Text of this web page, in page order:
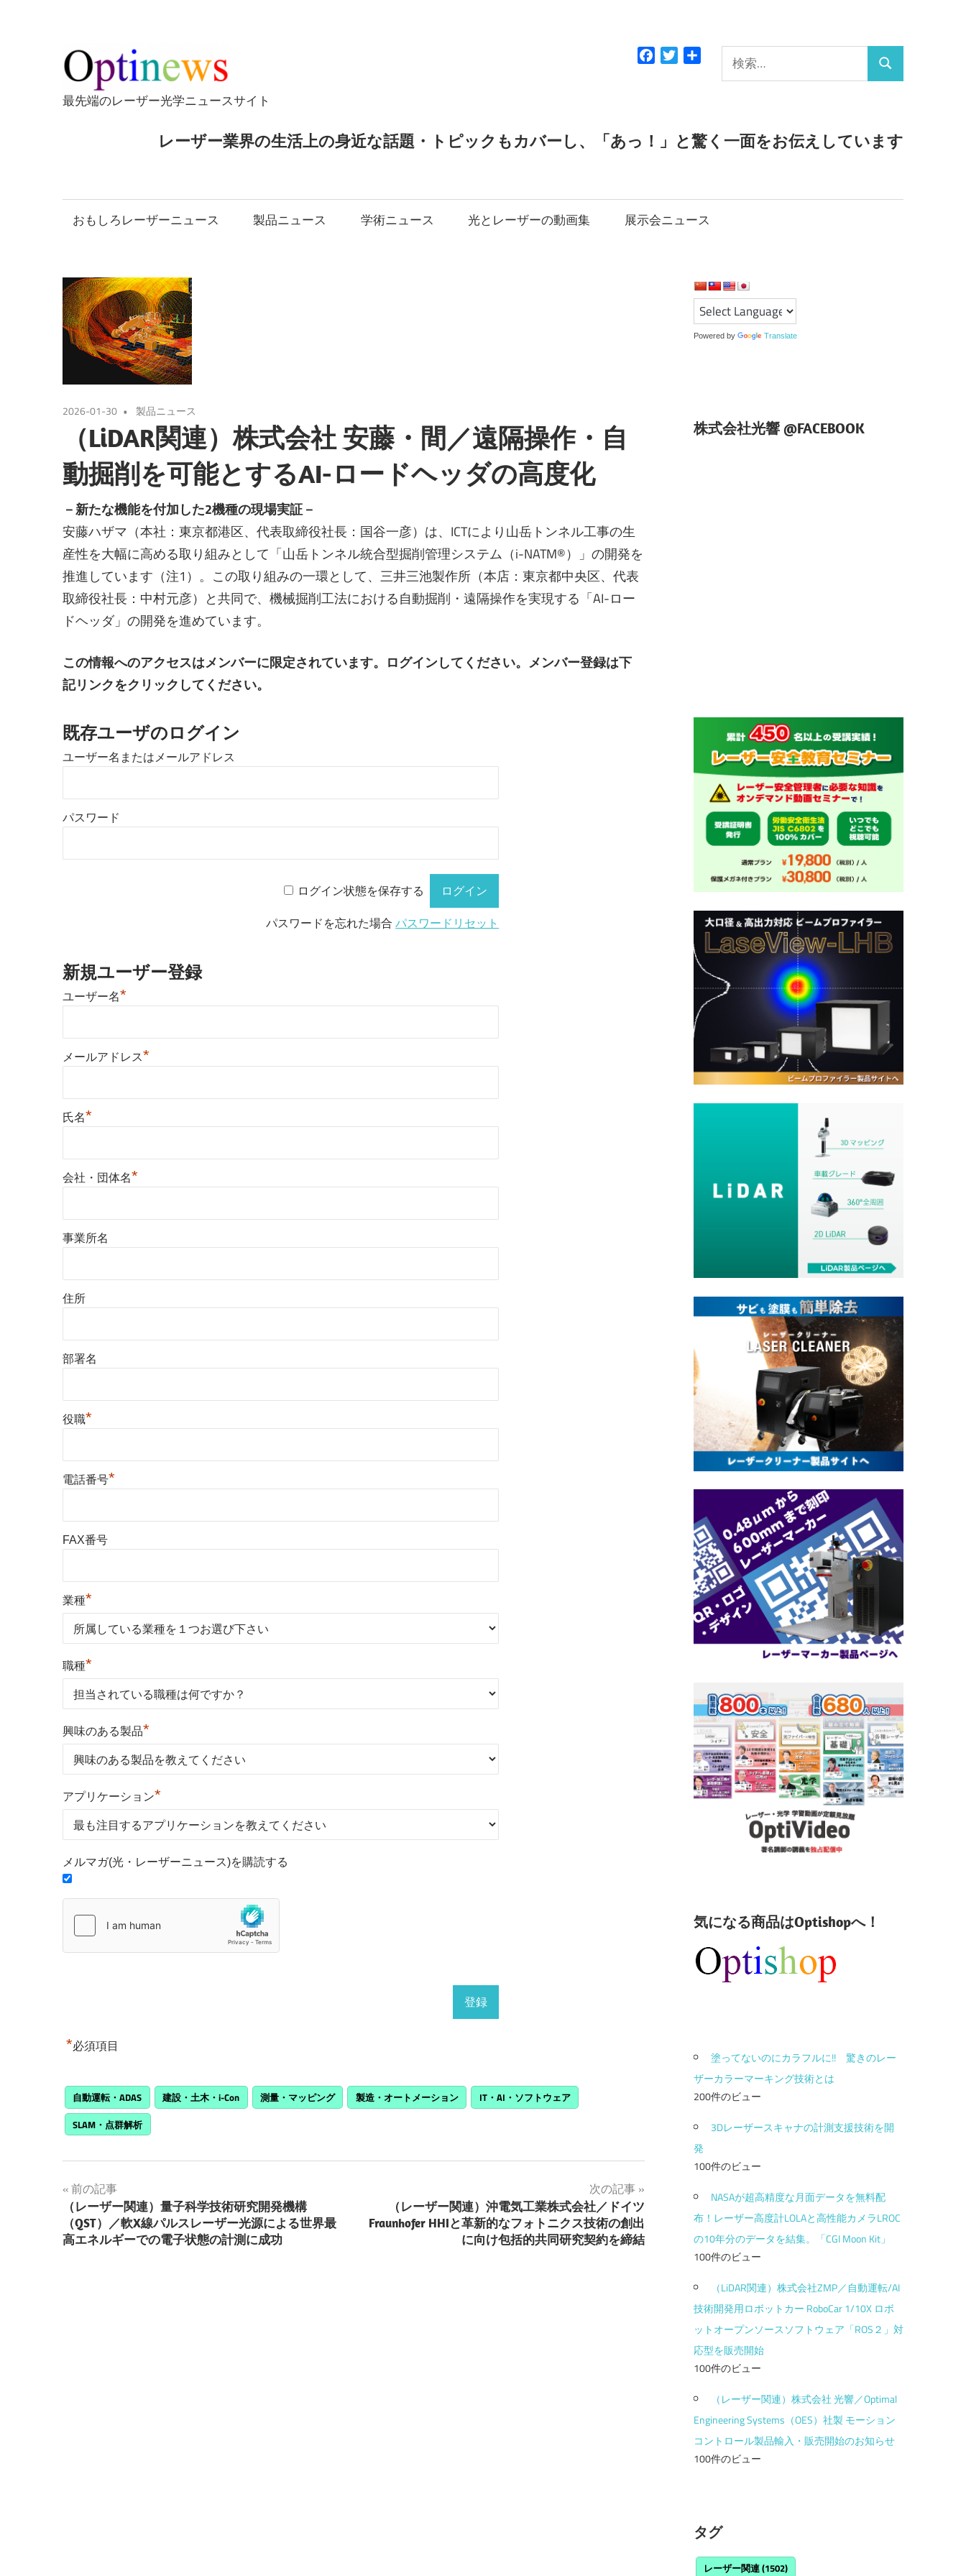
テ
ン
ツ
プ
最先端のレーザー光学ニュースサイト
索:
検
Facebook
Twitter
レーザー業界の生活上の身近な話題・トピックもカバーし、「あっ！」と驚く一面をお伝えしています
おもしろレーザーニュース 製品ニュース 学術ニュース 光とレーザーの動画集 展示会ニュース
2026-01-30 製品ニュース
（LiDAR関連）株式会社 安藤・間／遠隔操作・自
動掘削を可能とするAI-ロードヘッダの高度化
－新たな機能を付加した2機種の現場実証－
安藤ハザマ（本社：東京都港区、代表取締役社長：国谷一彦）は、ICTにより山岳トンネル工事の生
産性を大幅に高める取り組みとして「山岳トンネル統合型掘削管理システム（i-NATM®）」の開発を
推進しています（注1）。この取り組みの一環として、三井三池製作所（本店：東京都中央区、代表
取締役社長：中村元彦）と共同で、機械掘削工法における自動掘削・遠隔操作を実現する「AI-ロー
ドヘッダ」の開発を進めています。
この情報へのアクセスはメンバーに限定されています。ログインしてください。メンバー登録は下
記リンクをクリックしてください。
既存ユーザのログイン
ユーザー名またはメールアドレス
パスワード
ログイン状態を保存する
パスワードを忘れた場合パスワードリセット
新規ユーザー登録
ユーザー名*
メールアドレス*
氏名*
会社・団体名*
事業所名
住所
部署名
役職*
電話番号*
FAX番号
業種*
職種*
興味のある製品*
アプリケーション*
メルマガ(光・レーザーニュース)を購読する
*必須項目
自動運転・ADAS 建設・土木・i-Con 測量・マッピング 製造・オートメーション
IT・AI・ソフトウェア
SLAM・点群解析
投
稿
ナ
前の記事
（レーザー関連）量子科学技術研究開発機構
（QST）／軟X線パルスレーザー光源による世界最
高エネルギーでの電子状態の計測に成功
次の記事
（レーザー関連）沖電気工業株式会社／ドイツ
Fraunhofer HHIと革新的なフォトニクス技術の創出
に向け包括的共同研究契約を締結
Powered by Translate
株式会社光響 @FACEBOOK
気になる商品はOptishopへ！
塗ってないのにカラフルに!! 驚きのレー
ザーカラーマーキング技術とは
200件のビュー
3Dレーザースキャナの計測支援技術を開
発
100件のビュー
NASAが超高精度な月面データを無料配
布！レーザー高度計LOLAと高性能カメラLROC
の10年分のデータを結集。「CGI Moon Kit」
100件のビュー
（LiDAR関連）株式会社ZMP／自動運転/AI
技術開発用ロボットカー RoboCar 1/10X ロボ
ットオープンソースソフトウェア「ROS２」対
応型を販売開始
100件のビュー
（レーザー関連）株式会社 光響／Optimal
Engineering Systems（OES）社製 モーション
コントロール製品輸入・販売開始のお知らせ
100件のビュー
タグ
レーザー関連(1502)